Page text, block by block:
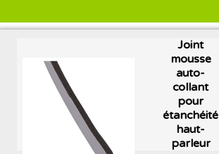
Joint
mousse
auto-
collant
pour
étanchéité
haut-
parleur